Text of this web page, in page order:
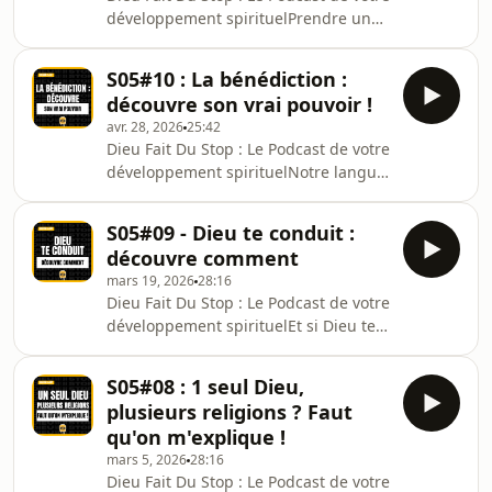
votre conscience par rapport aux
dispositifs techniques et les
questionnements pour mener un
développement spirituelPrendre un
comme la peur, la tristesse,
l'excitation. Cependant, parfois nous
sentons en nous un appel à vivre de
nouvelles expériences, à faire
quelque chose de nouveau. Dans cet
épisode, nous vous proposons
quelques pistes pour appréhender ce
changement et sereinemen
S05#10 : La bénédiction :
découvre son vrai pouvoir !
avr. 28, 202625:42
Dieu Fait Du Stop : Le Podcast de votre
développement spirituelNotre langue
Dans cet épisode, nous vous
proposons trois clés pour débloquer
la bénédiction dans votre vie : 👉
"Cela est bon" - Dieu nous bénit dès
le commencement👉 Comment bénir
quelqu'un ?👉 La puissance d'une
bénédiction précise👉 Identifier tes
freins à la bénédict
S05#09 - Dieu te conduit :
découvre comment
mars 19, 202628:16
Dieu Fait Du Stop : Le Podcast de votre
développement spirituelEt si Dieu te
devant nous, traçant la route. Mais s’il
était parfois derrière, à nous laisser
avancer tout en nous guidant
autrement ?Dans cet épisode,
découvre une vision surprenante : un
S05#08 : 1 seul Dieu,
plusieurs religions ? Faut
qu'on m'explique !
mars 5, 202628:16
Dieu Fait Du Stop : Le Podcast de votre